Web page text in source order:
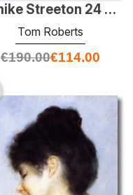
Smike Streeton 24 anni
Tom Roberts
€190.00€114.00